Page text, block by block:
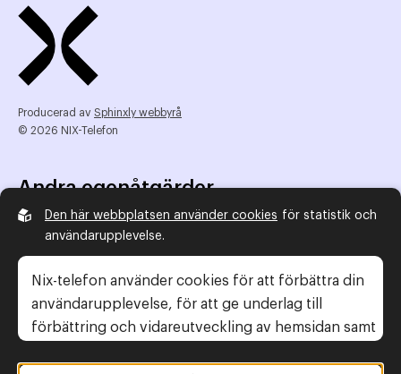
Producerad av Sphinxly webbyrå
© 2026 NIX-Telefon
Andra egenåtgärder
NIX Telefon
NIX addresserat
Reklamombudsmannen
Konsumentverket
Legal information
Den här webbplatsen använder cookies för statistik och
användarupplevelse.
Nix-telefon använder cookies för att förbättra din
användarupplevelse, för att ge underlag till
förbättring och vidareutveckling av hemsidan samt